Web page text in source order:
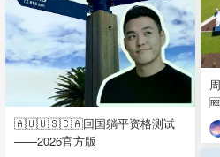
🇦🇺🇺🇸🇨🇦回国躺平资格测试
——2026官方版